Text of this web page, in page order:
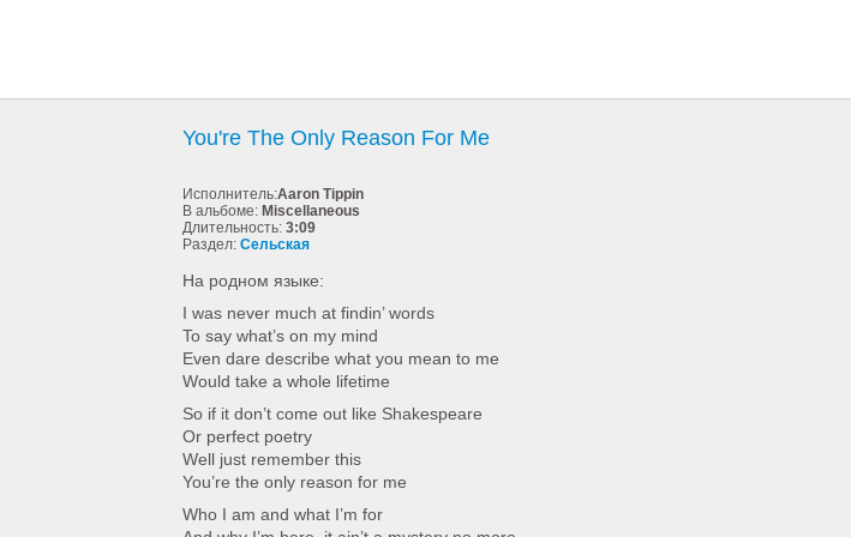
You're The Only Reason For Me
Исполнитель:Aaron Tippin
В альбоме: Miscellaneous
Длительность: 3:09
Раздел: Сельская
На родном языке:
I was never much at findin’ words
To say what’s on my mind
Even dare describe what you mean to me
Would take a whole lifetime
So if it don’t come out like Shakespeare
Or perfect poetry
Well just remember this
You’re the only reason for me
Who I am and what I’m for